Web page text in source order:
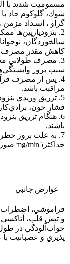
مسموميت شديد با
شوك، گلوكوم حاد با
گراو ، انسداد
2.
سالخوردگان،
كاهش مقدر مصرف
3. مصرف طولاني
سبب بروز
مراقبت باشد.
5. تزريق وريدي
فشار خون،
6. هنگام تزريق
باشند.
7. به علت بروز
حداكثرmg/min5 صورت گيرد.
عوارض جانبي
فراموشي، اضطراب
و تپش قلب،
خواب‌آلودگي در
پذيري و عصبانيت